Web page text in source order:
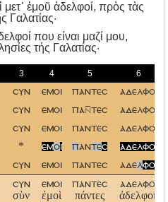
μετ᾿ ἐμοῦ ἀδελφοί, πρὸς τὰς
Γαλατίας·
που είναι μαζί μου,
τής Γαλατίας·
3 4 5 6
συν εμοι παντεσ αδελφοι
συν εμοι πατεσ αδελφοι
συν εμοι παντεσ αδελφοι
* εμοι παντεσ αδελφοι
συν εμοι παντεσ αδελφοι
συν
σὺν
εμοι
ἐμοὶ
παντεσ
πάντες
αδελφοι
ἀδελφοί,